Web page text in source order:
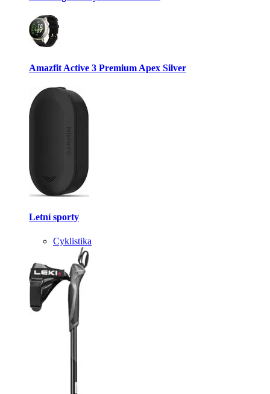
Amazfit Active 3 Premium Apex Silver
Letní sporty
Cyklistika